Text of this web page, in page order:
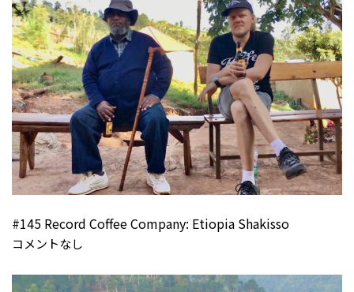
#145 Record Coffee Company: Etiopia Shakisso
コメントなし